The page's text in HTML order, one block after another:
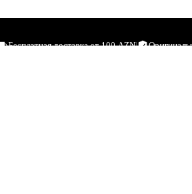
Бесплатная доставка от 100 AZN|